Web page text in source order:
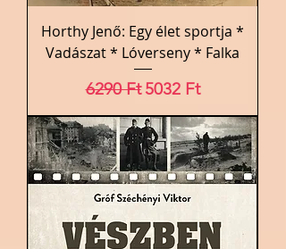
Horthy Jenő: Egy élet sportja *
Vadászat * Lóverseny * Falka
Szokásos ár
6290 Ft Akciós ár
5032 Ft